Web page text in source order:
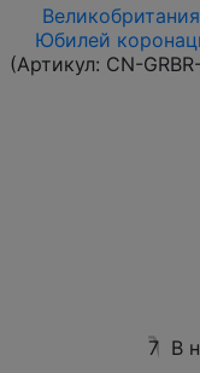
Юбилей
(Артикул: CN-
7 В